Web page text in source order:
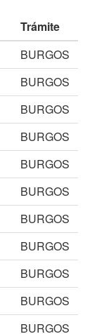
Trámite
BURGOS
BURGOS
BURGOS
BURGOS
BURGOS
BURGOS
BURGOS
BURGOS
BURGOS
BURGOS
BURGOS